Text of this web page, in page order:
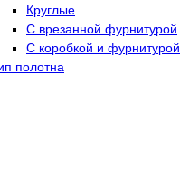
Круглые
С врезанной фурнитурой
С коробкой и фурнитурой
полотна